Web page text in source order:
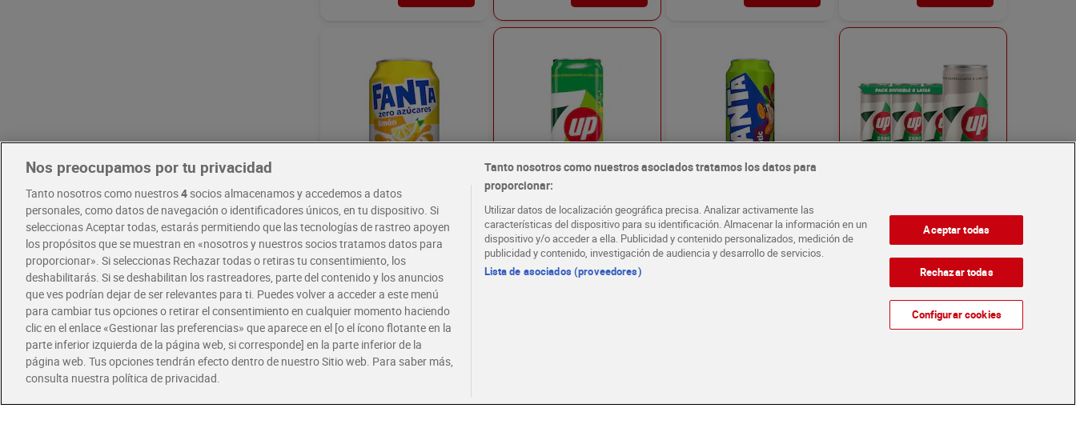
Ofertas
Fanta de limón zero 330 ml
0,80 € (2,42 €/LITRO)
Añadir
7 Up 330 ml
Oferta Exclusiva online
2ª UD 50% DTO EN SELEC
REFRESCOS Y APERITIVOS
Fanta exotic 500 ml
Oferta Exclusiva online
2ª UD 50% DTO EN SELEC
REFRESCOS Y APERITIVOS
5,20 € (1,97 €/LITRO)
Añadir
Nos preocupamos por tu privacidad
Tanto nosotros como nuestros4socios almacenamos y accedemos a datos
personales, como datos de navegación o identificadores únicos, en tu dispositivo. Si
seleccionas Aceptar todas, estarás permitiendo que las tecnologías de rastreo apoyen
los propósitos que se muestran en «nosotros y nuestros socios tratamos datos para
proporcionar». Si seleccionas Rechazar todas o retiras tu consentimiento, los
deshabilitarás. Si se deshabilitan los rastreadores, parte del contenido y los anuncios
que ves podrían dejar de ser relevantes para ti. Puedes volver a acceder a este menú
para cambiar tus opciones o retirar el consentimiento en cualquier momento haciendo
clic en el enlace «Gestionar las preferencias» que aparece en el [o el ícono flotante en la
parte inferior izquierda de la página web, si corresponde] en la parte inferior de la
página web. Tus opciones tendrán efecto dentro de nuestro Sitio web. Para saber más,
consulta nuestra política de privacidad.
Tanto nosotros como nuestros asociados tratamos los datos para
proporcionar:
Utilizar datos de localización geográfica precisa. Analizar activamente las
características del dispositivo para su identificación. Almacenar la información en un
dispositivo y/o acceder a ella. Publicidad y contenido personalizados, medición de
publicidad y contenido, investigación de audiencia y desarrollo de servicios.
Lista de asociados (proveedores)
Aceptar todas
Rechazar todas
Configurar cookies